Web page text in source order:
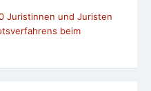
Juristinnen und Juristen
beim